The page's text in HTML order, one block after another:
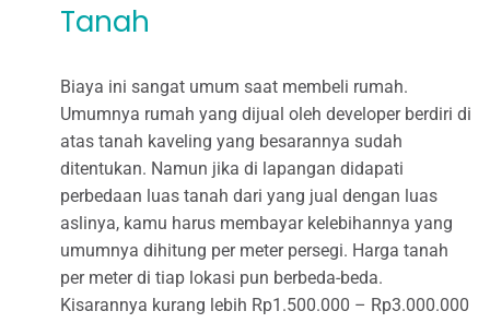
Tanah
Biaya ini sangat umum saat membeli rumah.
Umumnya rumah yang dijual oleh developer berdiri di
atas tanah kaveling yang besarannya sudah
ditentukan. Namun jika di lapangan didapati
perbedaan luas tanah dari yang jual dengan luas
aslinya, kamu harus membayar kelebihannya yang
umumnya dihitung per meter persegi. Harga tanah
per meter di tiap lokasi pun berbeda-beda.
Kisarannya kurang lebih Rp1.500.000 – Rp3.000.000